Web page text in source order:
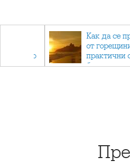
отново
Как да се
от
практични
безопасно